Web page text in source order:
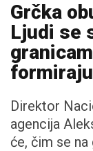
Grčka
Ljudi se
Direktor
agencija
će, čim se